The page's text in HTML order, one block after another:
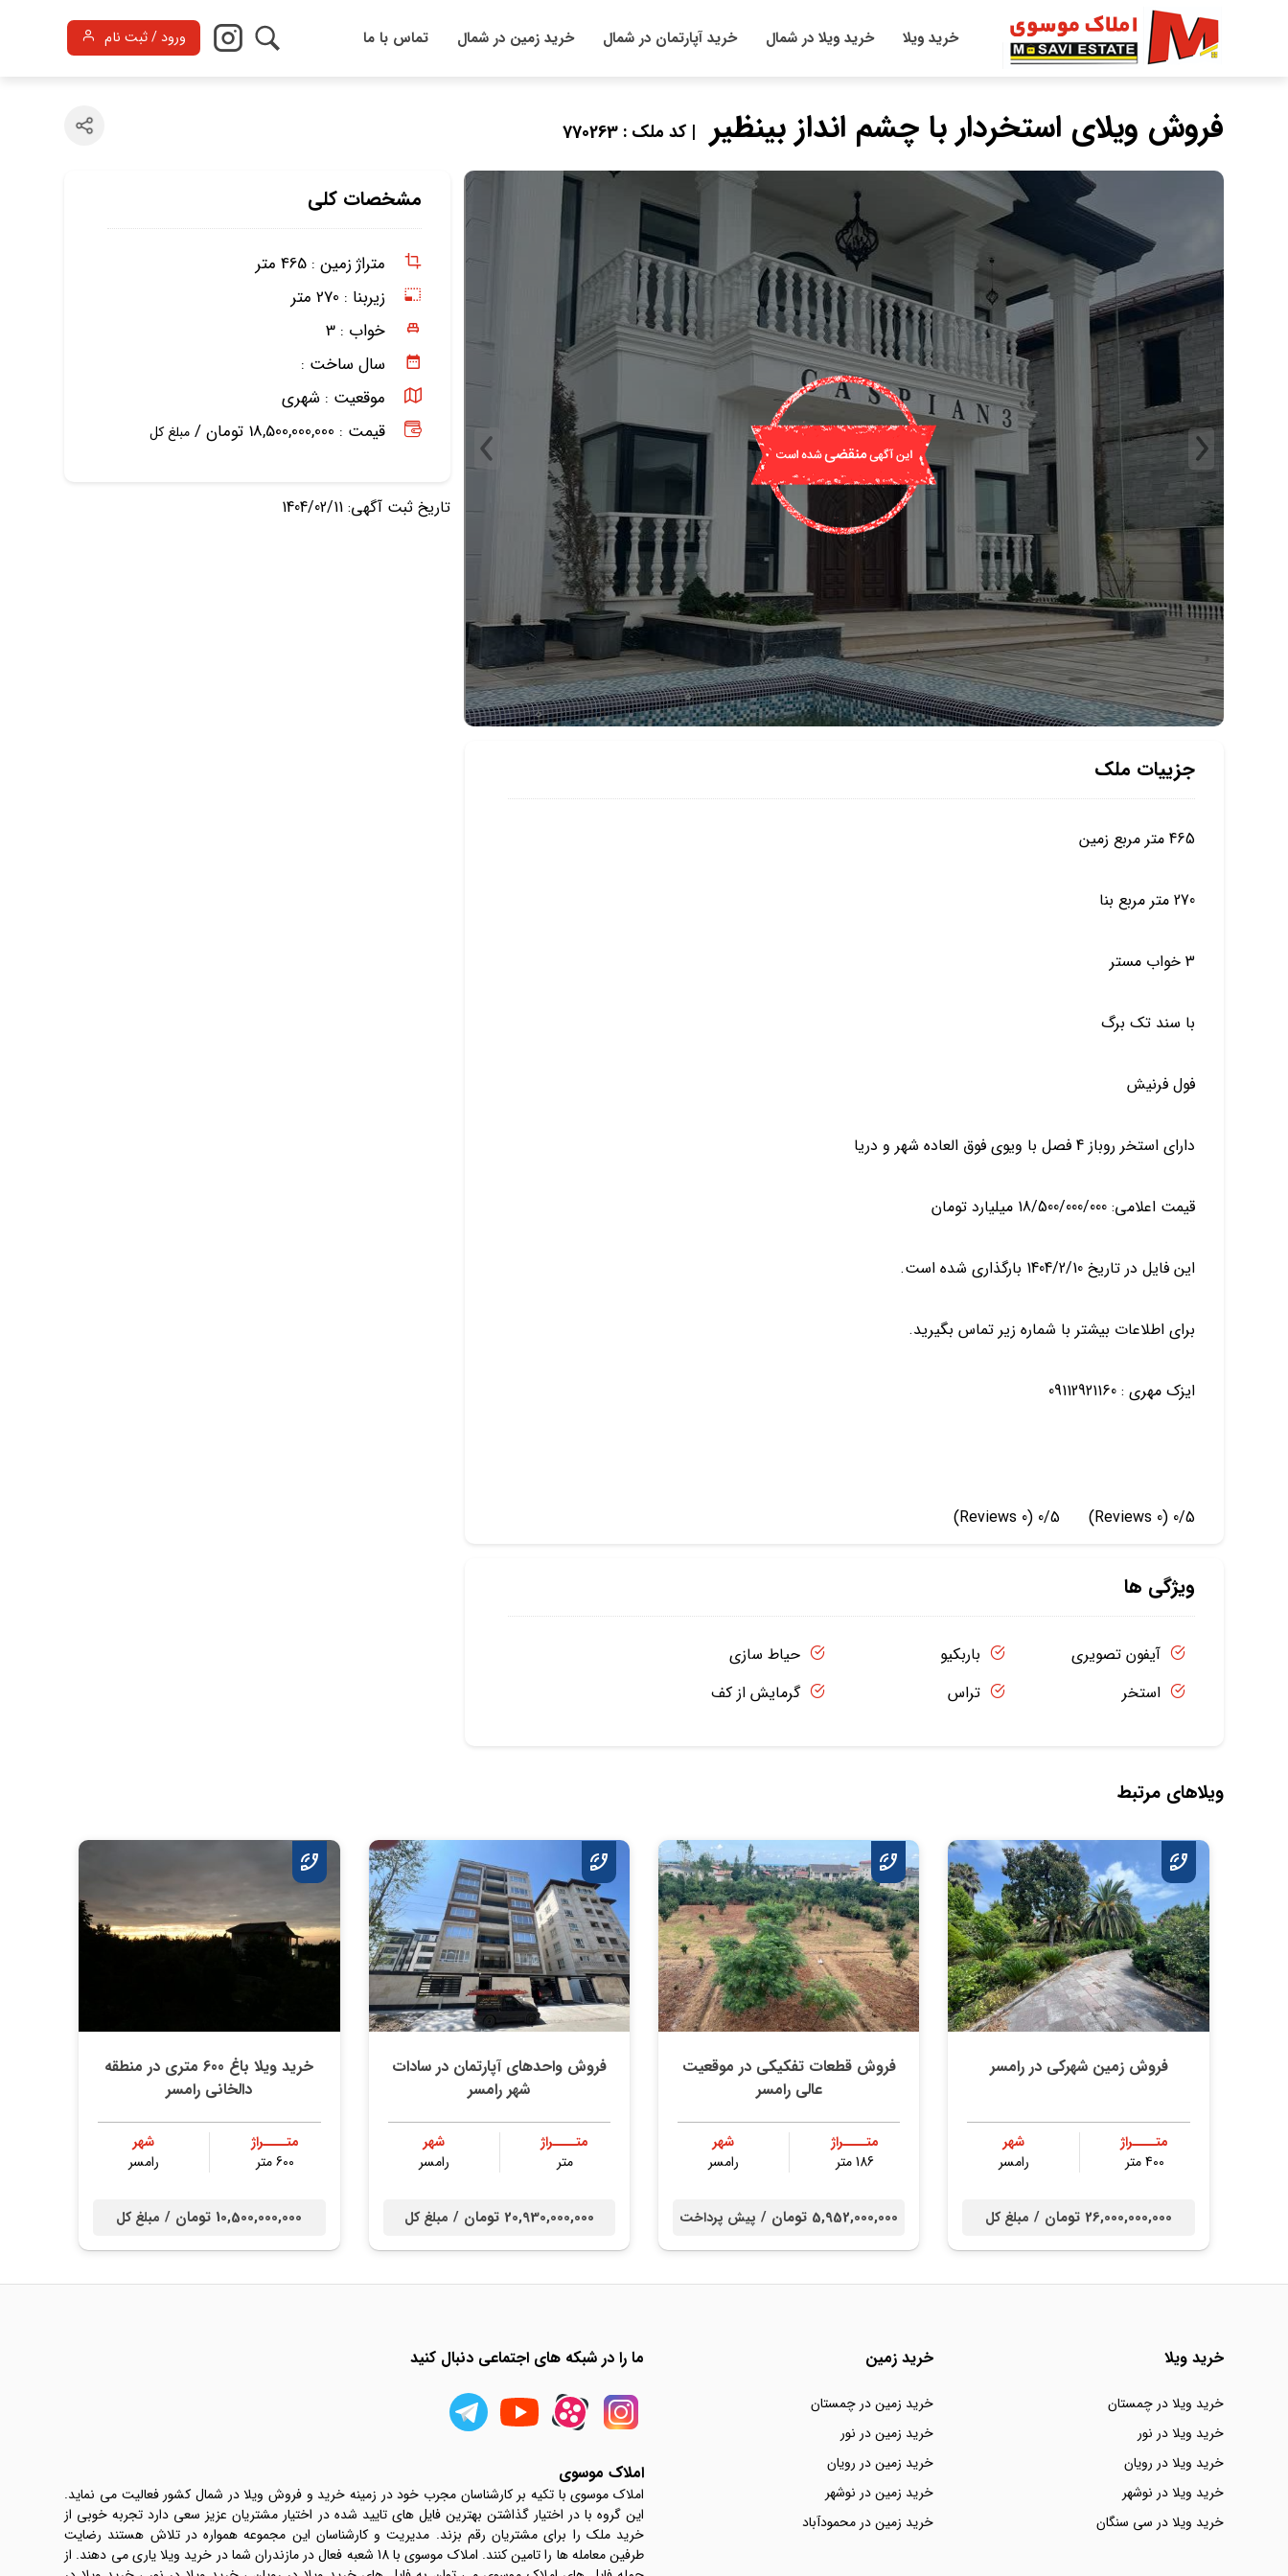
خرید ویلا خرید ویلا در شمال خرید آپارتمان در شمال خرید زمین در شمال تماس با ما ورود / ثبت نام
فروش ویلای استخردار با چشم انداز بینظیر | کد ملک : 770263
مشخصات کلی
متراژ زمین : 465 متر
زیربنا : 270 متر
خواب : 3
سال ساخت :
موقعیت : شهری
قیمت : 18,500,000,000 تومان /
مبلغ کل
تاریخ ثبت آگهی: 1404/02/11
جزییات ملک
465 متر مربع زمین
270 متر مربع بنا
3 خواب مستر
با سند تک برگ
فول فرنیش
دارای استخر روباز 4 فصل با ویوی فوق العاده شهر و دریا
قیمت اعلامی: 18/500/000/000 میلیارد تومان
این فایل در تاریخ 1404/2/10 بارگذاری شده است.
برای اطلاعات بیشتر با شماره زیر تماس بگیرید.
ایزک مهری : 09112921160
0/5
(0 Reviews)
0/5
(0 Reviews)
ویژگی ها
آیفون تصویری
استخر
باربکیو
تراس
حیاط سازی
گرمایش از کف
ویلاهای مرتبط
فروش زمین شهرکی در رامسر
متــــراژ
400 متر
شهر
رامسر
26,000,000,000 تومان / مبلغ کل
فروش قطعات تفکیکی در موقعیت
عالی رامسر
متــــراژ
186 متر
شهر
رامسر
5,952,000,000 تومان / پیش پرداخت
فروش واحدهای آپارتمان در سادات
شهر رامسر
متــــراژ
متر
شهر
رامسر
20,930,000,000 تومان / مبلغ کل
خرید ویلا باغ 600 متری در منطقه
دالخانی رامسر
متــــراژ
600 متر
شهر
رامسر
10,500,000,000 تومان / مبلغ کل
خرید ویلا
خرید ویلا در چمستان
خرید ویلا در نور
خرید ویلا در رویان
خرید ویلا در نوشهر
خرید ویلا در سی سنگان
خرید زمین
خرید زمین در چمستان
خرید زمین در نور
خرید زمین در رویان
خرید زمین در نوشهر
خرید زمین در محمودآباد
ما را در شبکه های اجتماعی دنبال کنید
املاک موسوی
املاک موسوی با تکیه بر کارشناسان مجرب خود در زمینه خرید و فروش ویلا در شمال کشور فعالیت می نماید.
این گروه با در اختیار گذاشتن بهترین فایل های تایید شده در اختیار مشتریان عزیز سعی دارد تجربه خوبی از
خرید ملک را برای مشتریان رقم بزند. مدیریت و کارشناسان این مجموعه همواره در تلاش هستند رضایت
طرفین معامله ها را تامین کنند. املاک موسوی با 18 شعبه فعال در مازندران شما در خرید ویلا یاری می دهند. از